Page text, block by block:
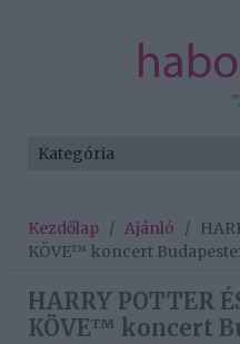
Kezdőlap / Ajánló /
KÖVE™ koncert
HARRY POTTER
KÖVE™ koncert